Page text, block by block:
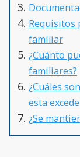
Requisitos
familiar
¿Cuánto
familiares?
¿Cuáles
esta
¿Se